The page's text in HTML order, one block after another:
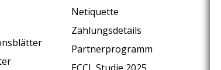
Netiquette
Zahlungsdetails
Partnerprogramm
ECCL Studie 2025